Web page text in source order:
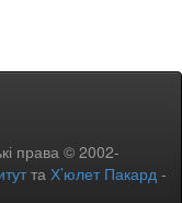
права © 2002-
та Х’юлет Пакард -